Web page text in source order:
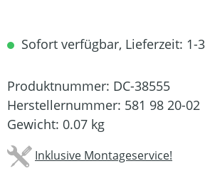
Sofort verfügbar, Lieferzeit: 1-
Produktnummer: DC-38555
Herstellernummer: 581 98 20-02
Gewicht: 0.07 kg
Inklusive Montageservice!